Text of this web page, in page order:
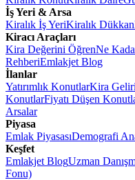
İş Yeri & Arsa
Kiralık İş YeriKiralık Dükkan
Kiracı Araçları
Kira Değerini ÖğrenNe
RehberiEmlakjet Blog
İlanlar
Yatırımlık KonutlarKira
KonutlarFiyatı Düşen
Arsalar
Piyasa
Emlak PiyasasıDemografi
Keşfet
Emlakjet BlogUzman
Fonu)